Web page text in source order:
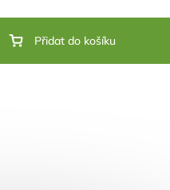
Přidat do košíku